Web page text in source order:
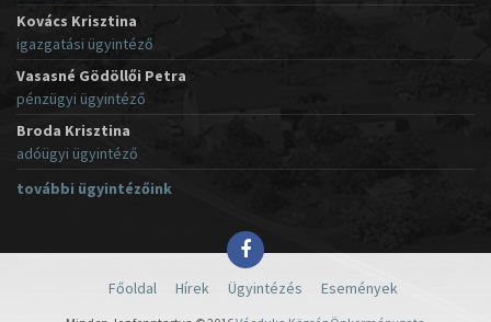
Kovács Krisztina
igazgatási ügyintéző
Vasasné Gödöllői Petra
pénzügyi ügyintéző
Broda Krisztina
adóügyi ügyintéző
további ügyintézőink
Főoldal Hírek Ügyintézés Események